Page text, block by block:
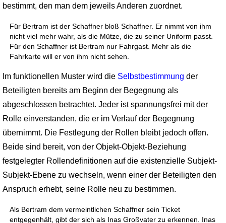
bestimmt, den man dem jeweils Anderen zuordnet.
Für Bertram ist der Schaffner bloß Schaffner. Er nimmt von ihm
nicht viel mehr wahr, als die Mütze, die zu seiner Uniform passt.
Für den Schaffner ist Bertram nur Fahrgast. Mehr als die
Fahrkarte will er von ihm nicht sehen.
Im funktionellen Muster wird die Selbstbestimmung der
Beteiligten bereits am Beginn der Begegnung als
abgeschlossen betrachtet. Jeder ist spannungsfrei mit der
Rolle einverstanden, die er im Verlauf der Begegnung
übernimmt. Die Festlegung der Rollen bleibt jedoch offen.
Beide sind bereit, von der Objekt-Objekt-Beziehung
festgelegter Rollendefinitionen auf die existenzielle Subjekt-
Subjekt-Ebene zu wechseln, wenn einer der Beteiligten den
Anspruch erhebt, seine Rolle neu zu bestimmen.
Als Bertram dem vermeintlichen Schaffner sein Ticket
entgegenhält, gibt der sich als Inas Großvater zu erkennen. Inas